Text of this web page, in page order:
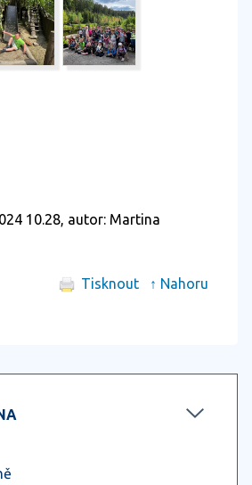
10.28, autor: Martina
Tisknout ↑ Nahoru